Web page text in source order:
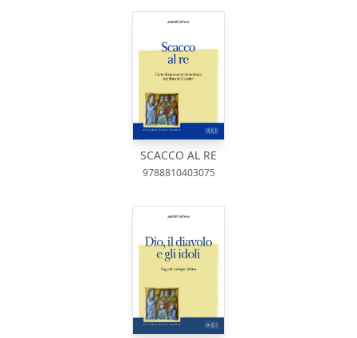
SCACCO AL RE
9788810403075